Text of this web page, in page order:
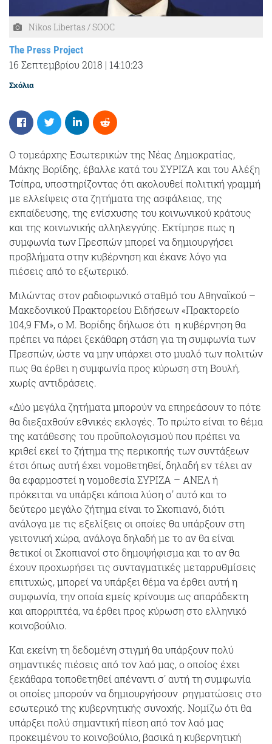
Nikos Libertas / SOOC
The Press Project
16 Σεπτεμβρίου 2018 | 14:10:23
Σχόλια
Ο τομεάρχης Εσωτερικών της Νέας Δημοκρατίας,
Μάκης Βορίδης, έβαλλε κατά του ΣΥΡΙΖΑ και του Αλέξη
Τσίπρα, υποστηρίζοντας ότι ακολουθεί πολιτική γραμμή
με ελλείψεις στα ζητήματα της ασφάλειας, της
εκπαίδευσης, της ενίσχυσης του κοινωνικού κράτους
και της κοινωνικής αλληλεγγύης. Εκτίμησε πως η
συμφωνία των Πρεσπών μπορεί να δημιουργήσει
προβλήματα στην κυβέρνηση και έκανε λόγο για
πιέσεις από το εξωτερικό.
Μιλώντας στον ραδιοφωνικό σταθμό του Αθηναϊκού –
Μακεδονικού Πρακτορείου Ειδήσεων «Πρακτορείο
104,9 FM», ο Μ. Βορίδης δήλωσε ότι η κυβέρνηση θα
πρέπει να πάρει ξεκάθαρη στάση για τη συμφωνία των
Πρεσπών, ώστε να μην υπάρχει στο μυαλό των πολιτών
πως θα έρθει η συμφωνία προς κύρωση στη Βουλή,
χωρίς αντιδράσεις.
«Δύο μεγάλα ζητήματα μπορούν να επηρεάσουν το πότε
θα διεξαχθούν εθνικές εκλογές. Το πρώτο είναι το θέμα
της κατάθεσης του προϋπολογισμού που πρέπει να
κριθεί εκεί το ζήτημα της περικοπής των συντάξεων
έτσι όπως αυτή έχει νομοθετηθεί, δηλαδή εν τέλει αν
θα εφαρμοστεί η νομοθεσία ΣΥΡΙΖΑ – ΑΝΕΛ ή
πρόκειται να υπάρξει κάποια λύση σ' αυτό και το
δεύτερο μεγάλο ζήτημα είναι το Σκοπιανό, διότι
ανάλογα με τις εξελίξεις οι οποίες θα υπάρξουν στη
γειτονική χώρα, ανάλογα δηλαδή με το αν θα είναι
θετικοί οι Σκοπιανοί στο δημοψήφισμα και το αν θα
έχουν προχωρήσει τις συνταγματικές μεταρρυθμίσεις
επιτυχώς, μπορεί να υπάρξει θέμα να έρθει αυτή η
συμφωνία, την οποία εμείς κρίνουμε ως απαράδεκτη
και απορριπτέα, να έρθει προς κύρωση στο ελληνικό
κοινοβούλιο.
Και εκείνη τη δεδομένη στιγμή θα υπάρξουν πολύ
σημαντικές πιέσεις από τον λαό μας, ο οποίος έχει
ξεκάθαρα τοποθετηθεί απέναντι σ' αυτή τη συμφωνία
οι οποίες μπορούν να δημιουργήσουν ρηγματώσεις στο
εσωτερικό της κυβερνητικής συνοχής. Νομίζω ότι θα
υπάρξει πολύ σημαντική πίεση από τον λαό μας
προκειμένου το κοινοβούλιο, βασικά η κυβερνητική